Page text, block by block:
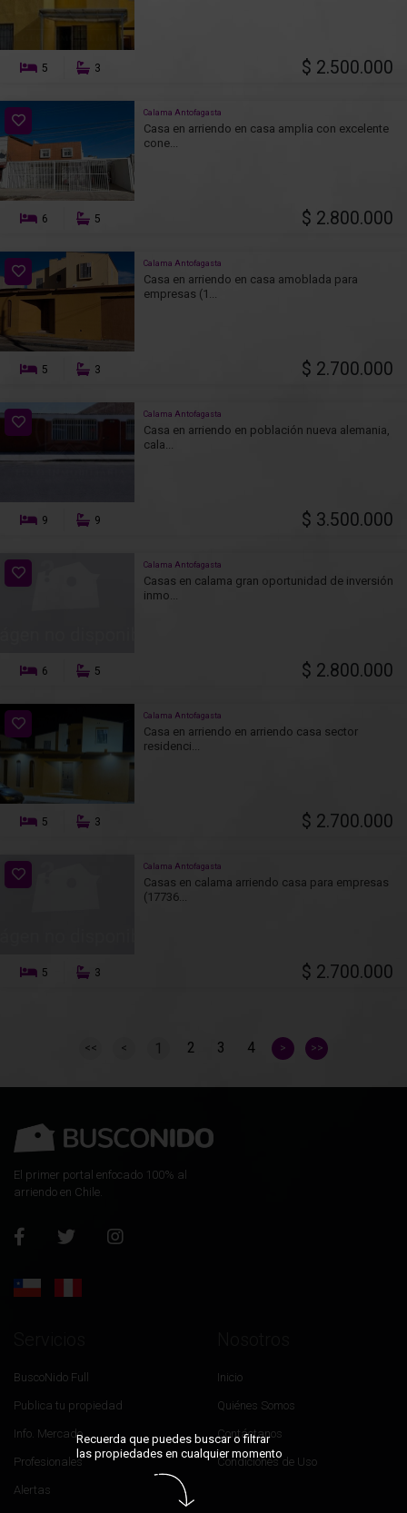
5 3 $ 2.500.000
Calama Antofagasta
Casa en arriendo en casa amplia con excelente
cone...
6 5 $ 2.800.000
Calama Antofagasta
Casa en arriendo en casa amoblada para
empresas (1...
5 3 $ 2.700.000
Calama Antofagasta
Casa en arriendo en población nueva alemania,
cala...
9 9 $ 3.500.000
Calama Antofagasta
Casas en calama gran oportunidad de inversión
inmo...
6 5 $ 2.800.000
Calama Antofagasta
Casa en arriendo en arriendo casa sector
residenci...
5 3 $ 2.700.000
Calama Antofagasta
Casas en calama arriendo casa para empresas
(17736...
5 3 $ 2.700.000
<< < 1 2 3 4 > >>
El primer portal enfocado 100% al
arriendo en Chile.
BuscoNido Full
Publica tu propiedad
Info. Mercado
Profesionales
Alertas
Inicio
Quiénes Somos
Contáctanos
Condiciones de Uso
Recuerda que puedes buscar o filtrar
las propiedades en cualquier momento